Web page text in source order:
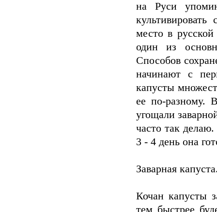
на Руси
место в
один из
Способов
начинают с
капусты
ее по-разному.
угощали
часто так
3 - 4 день она
Заварная
Кочан капусты
тем быстрее